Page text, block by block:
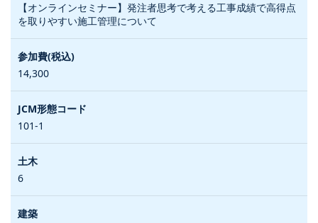
【オンラインセミナー】発注者思考で考える工事成績で高得点
を取りやすい施工管理について
14,300
101-1
6